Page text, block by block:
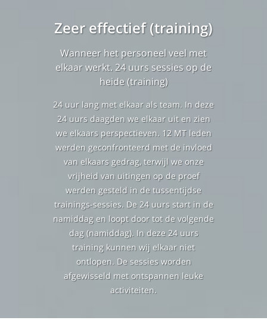
Zeer effectief (training)
Wanneer het personeel veel met
elkaar werkt. 24 uurs sessies op de
heide (training)
24 uur lang met elkaar als team. In deze
24 uurs daagden we elkaar uit en zien
we elkaars perspectieven. 12 MT leden
werden geconfronteerd met de invloed
van elkaars gedrag, terwijl we onze
vrijheid van uitingen op de proef
werden gesteld in de tussentijdse
trainings-sessies. De 24 uurs start in de
namiddag en loopt door tot de volgende
dag (namiddag). In deze 24 uurs
training kunnen wij elkaar niet
ontlopen. De sessies worden
afgewisseld met ontspannen leuke
activiteiten.